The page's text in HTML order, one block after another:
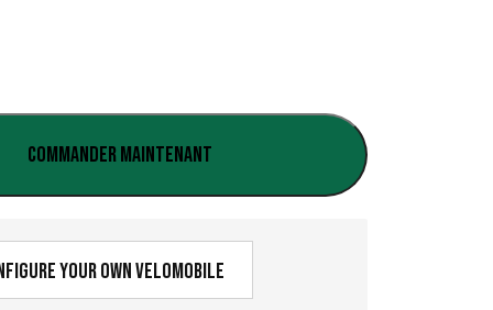
0
,
0
0
à
Commander maintenant
your own velomobile